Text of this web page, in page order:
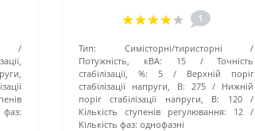
фаз:
1
Тип:
Симісторні/тиристорні
Потужність, кВА:
15
Точність
стабілізації, %:
5
Верхній поріг
стабілізації напруги, В: 275
Нижній
поріг стабілізації напруги, В:
120
Кількість ступенів регулювання:
12
Кількість фаз: однофазні